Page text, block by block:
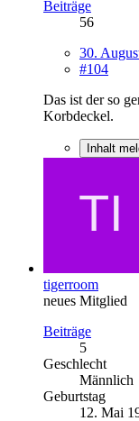
Beiträge
56
30.
#104
Das ist der so
Korbdeckel.
Inhalt
tigerroom
neues Mitglied
Beiträge
5
Geschlecht
Männlich
Geburtstag
12. Mai